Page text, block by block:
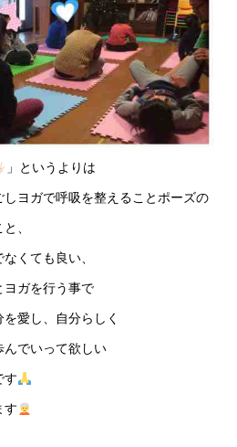
」というよりは
ヨガで呼吸を整えることポーズの
、
くても良い、
ヨガを行う事で
愛し、自分らしく
んでいって欲しい
す
す